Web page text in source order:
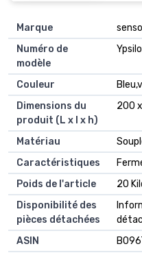
Marque
Numéro de
modèle
Couleur
Dimensions du
produit (L x l x h)
‎200
Matériau
Caractéristiques
Poids de l'article
‎20
Disponibilité des
pièces détachées
ASIN